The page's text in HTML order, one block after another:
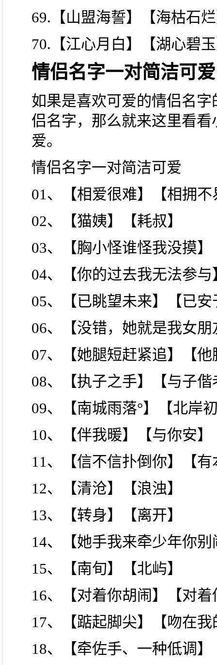
69.【山盟海誓】【海枯石
70.【江心月白】【湖心碧
情侣名字一对简洁可爱
如果是喜欢可爱的情侣名
侣名字，那么就来这里看
爱。
情侣名字一对简洁可爱
01、【相爱很难】【相拥不
02、【猫姨】【耗叔】
03、【胸小怪谁怪我没摸】
04、【你的过去我无法参
05、【已眺望未来】【已安
06、【没错，她就是我女
07、【她腿短赶紧追】【
08、【执子之手】【与子偕
09、【南城雨落°】【北岸
10、【伴我暖】【与你安】
11、【信不信扑倒你】【
12、【清沧】【浪浊】
13、【转身】【离开】
14、【她手我来牵少年你
15、【南旬】【北屿】
16、【对着你胡闹】【对着
17、【踮起脚尖】【吻在我
18、【牵佐手、一种低调